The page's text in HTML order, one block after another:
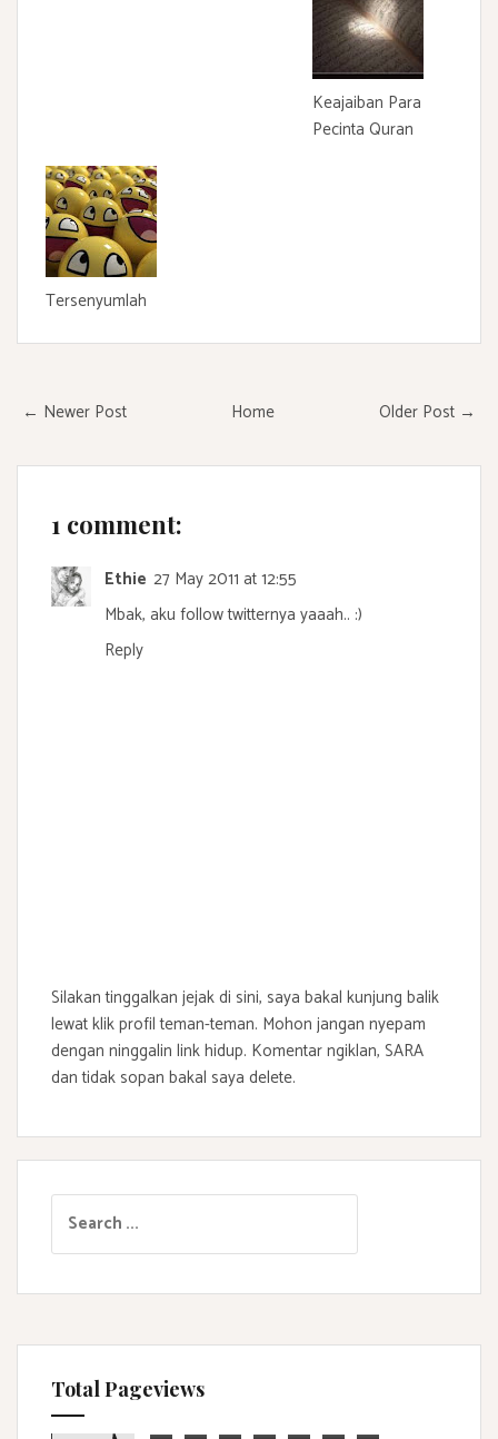
Keajaiban Para
Pecinta Quran
Tersenyumlah
← Newer Post Older Post →
Home
1 comment:
Ethie 27 May 2011 at 12:55
Mbak, aku follow twitternya yaaah.. :)
Reply
Silakan tinggalkan jejak di sini, saya bakal kunjung balik
lewat klik profil teman-teman. Mohon jangan nyepam
dengan ninggalin link hidup. Komentar ngiklan, SARA
dan tidak sopan bakal saya delete.
a
r
h
o
r
Total Pageviews